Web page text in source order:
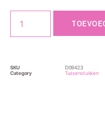
SKU
D09423
Category
Tussenstukken